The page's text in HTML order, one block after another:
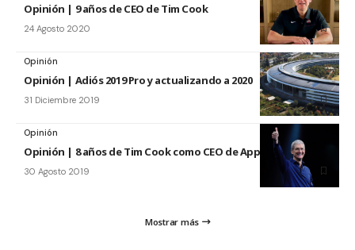
Opinión | 9 años de CEO de Tim Cook
24 Agosto 2020
Opinión
Opinión | Adiós 2019 Pro y actualizando a 2020
31 Diciembre 2019
Opinión
Opinión | 8 años de Tim Cook como CEO de Apple
30 Agosto 2019
Mostrar más